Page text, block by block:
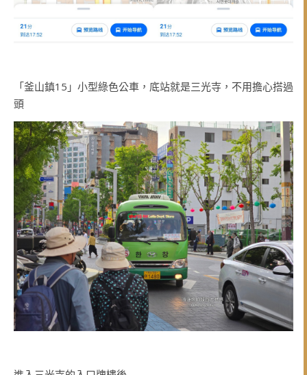
「釜山鎮15」小型綠色公車，底站就是三光寺，不用擔心搭過
頭